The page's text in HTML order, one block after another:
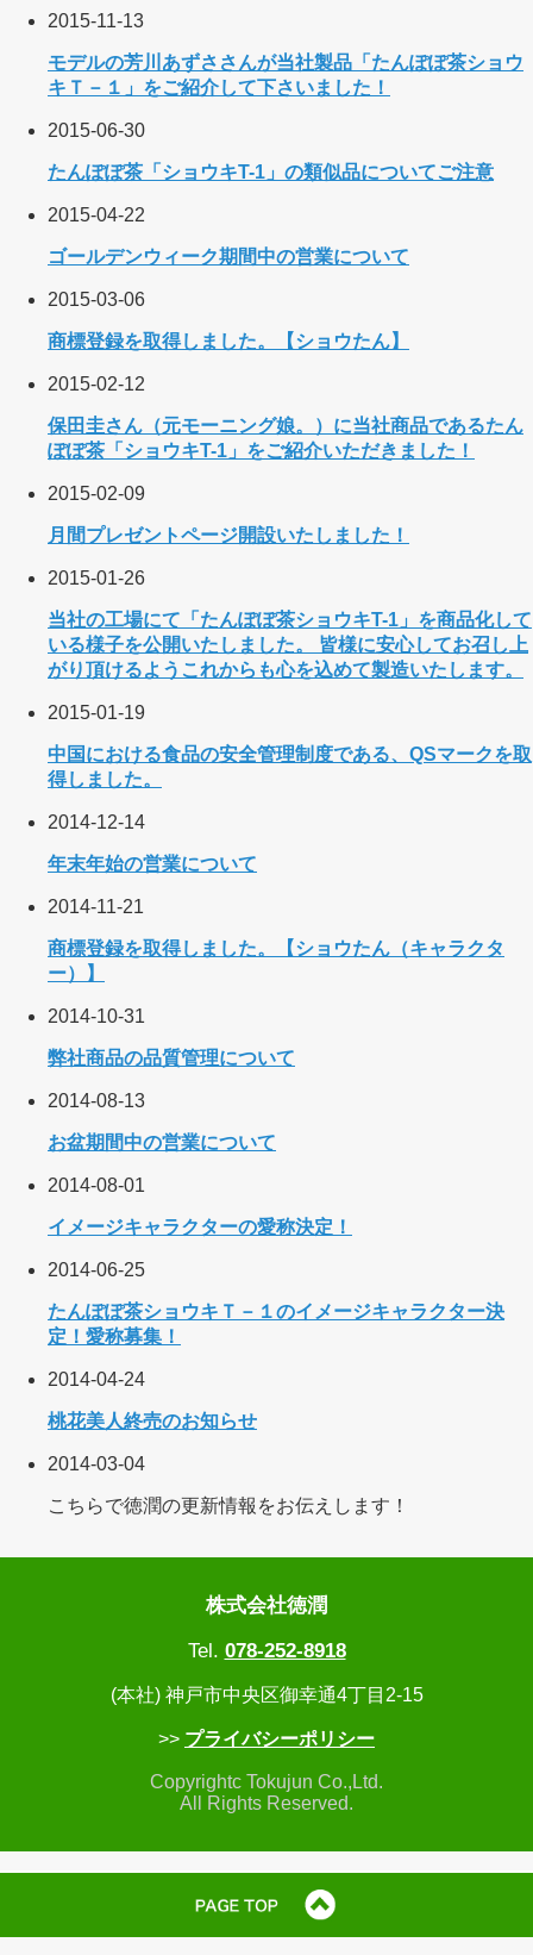
2015-11-13
モデルの芳川あずささんが当社製品「たんぽぽ茶ショウ
キＴ－１」をご紹介して下さいました！
2015-06-30
たんぽぽ茶「ショウキT-1」の類似品についてご注意
2015-04-22
ゴールデンウィーク期間中の営業について
2015-03-06
商標登録を取得しました。【ショウたん】
2015-02-12
保田圭さん（元モーニング娘。）に当社商品であるたん
ぽぽ茶「ショウキT-1」をご紹介いただきました！
2015-02-09
月間プレゼントページ開設いたしました！
2015-01-26
当社の工場にて「たんぽぽ茶ショウキT-1」を商品化して
いる様子を公開いたしました。 皆様に安心してお召し上
がり頂けるようこれからも心を込めて製造いたします。
2015-01-19
中国における食品の安全管理制度である、QSマークを取
得しました。
2014-12-14
年末年始の営業について
2014-11-21
商標登録を取得しました。【ショウたん（キャラクタ
ー）】
2014-10-31
弊社商品の品質管理について
2014-08-13
お盆期間中の営業について
2014-08-01
イメージキャラクターの愛称決定！
2014-06-25
たんぽぽ茶ショウキＴ－１のイメージキャラクター決
定！愛称募集！
2014-04-24
桃花美人終売のお知らせ
2014-03-04
こちらで徳潤の更新情報をお伝えします！
株式会社徳潤
Tel. 078-252-8918
(本社) 神戸市中央区御幸通4丁目2-15
>> プライバシーポリシー
Copyrightc Tokujun Co.,Ltd.
All Rights Reserved.